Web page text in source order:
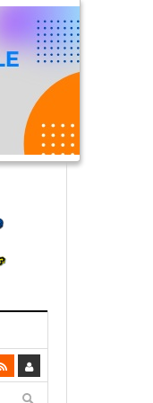
Ciudadana’